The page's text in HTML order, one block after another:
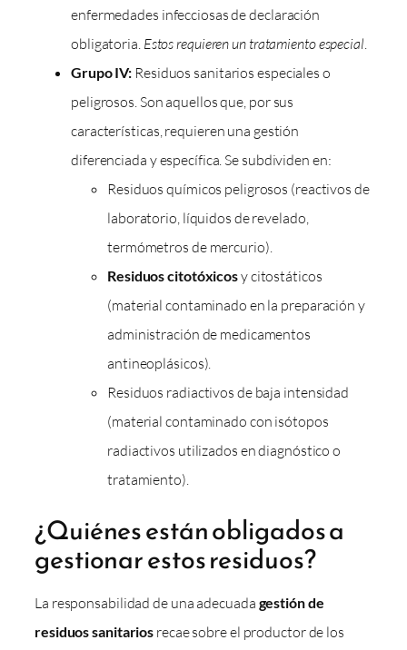
enfermedades infecciosas de declaración
obligatoria. Estos requieren un tratamiento especial
Grupo IV: Residuos sanitarios especiales o
peligrosos. Son aquellos que, por sus
características, requieren una gestión
diferenciada y específica. Se subdividen en:
Residuos químicos peligrosos (reactivos de
laboratorio, líquidos de revelado,
termómetros de mercurio).
Residuos citotóxicosy citostáticos
(material contaminado en la preparación y
administración de medicamentos
antineoplásicos).
Residuos radiactivos de baja intensidad
(material contaminado con isótopos
radiactivos utilizados en diagnóstico o
tratamiento).
¿Quiénes están obligados a
gestionar estos residuos?
La responsabilidad de una adecuada gestión de
residuos sanitarios recae sobre el productor de los